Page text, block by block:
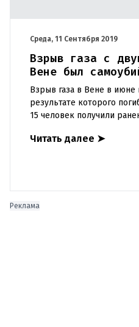
Среда, 11 Сентября 2019
Взрыв газа с
Вене был
Взрыв газа в Вене в июне
результате которого
15 человек получили
«манипуляции» были
Читать далее ➤
Реклама